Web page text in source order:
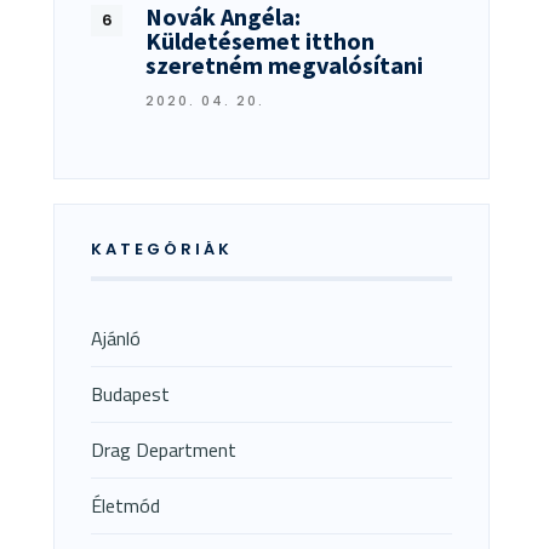
Novák Angéla:
Küldetésemet itthon
szeretném megvalósítani
2020. 04. 20.
KATEGÓRIÁK
Ajánló
Budapest
Drag Department
Életmód